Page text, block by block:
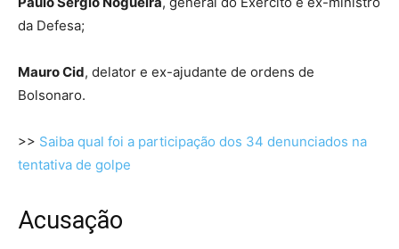
da Defesa;
Mauro Cid, delator e ex-ajudante de ordens de
Bolsonaro.
>> Saiba qual foi a participação dos 34 denunciados na
tentativa de golpe
Acusação